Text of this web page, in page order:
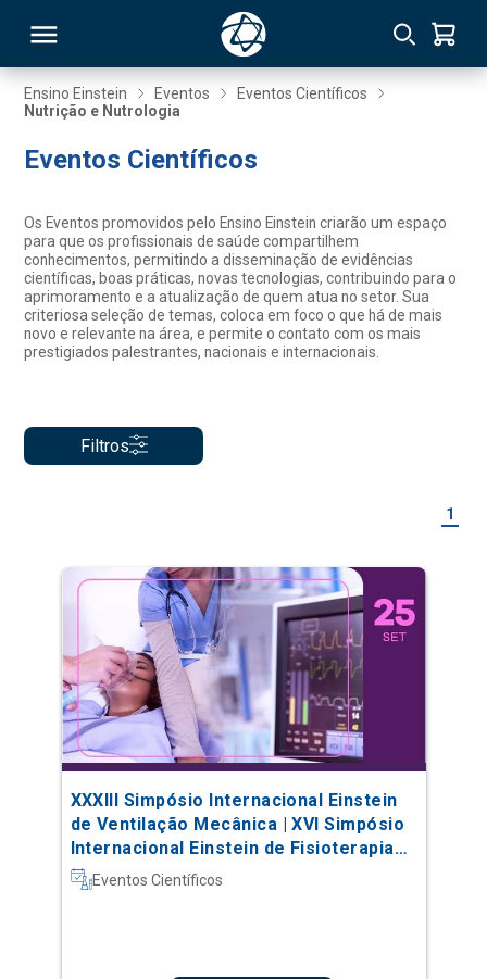
Ensino Einstein Eventos
Eventos Científicos
Nutrição e Nutrologia
Eventos Científicos
Os Eventos promovidos pelo Ensino Einstein criarão um espaço
para que os profissionais de saúde compartilhem
conhecimentos, permitindo a disseminação de evidências
científicas, boas práticas, novas tecnologias, contribuindo para o
aprimoramento e a atualização de quem atua no setor. Sua
criteriosa seleção de temas, coloca em foco o que há de mais
novo e relevante na área, e permite o contato com os mais
prestigiados palestrantes, nacionais e internacionais.
Filtros
1
XXXIII Simpósio Internacional Einstein
de Ventilação Mecânica | XVI Simpósio
Internacional Einstein de Fisioterapia
em Terapia Intensiva
Eventos Científicos